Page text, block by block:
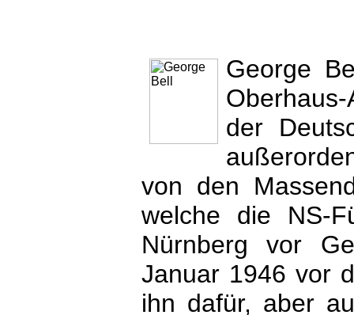
George
der
von den
welche die NS-
Nürnberg vor
Januar 1946 vor
ihn dafür, aber